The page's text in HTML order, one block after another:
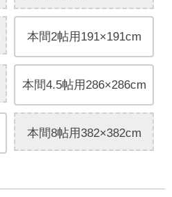
本間2帖用191×191cm
本間4.5帖用286×286cm
本間8帖用382×382cm